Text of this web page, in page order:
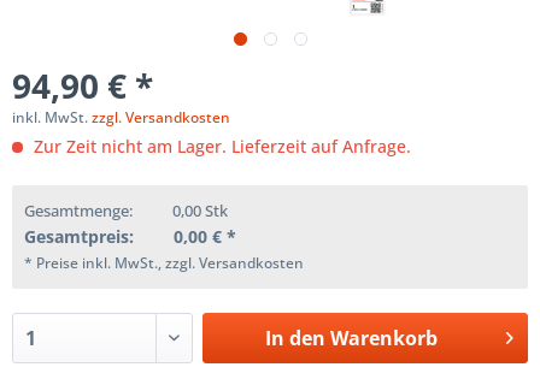
94,90 € *
inkl. MwSt.zzgl. Versandkosten
Zur Zeit nicht am Lager. Lieferzeit auf Anfrage.
Gesamtmenge: 0,00Stk
Gesamtpreis: 0,00 € *
* Preise inkl. MwSt., zzgl. Versandkosten
In den Warenkorb